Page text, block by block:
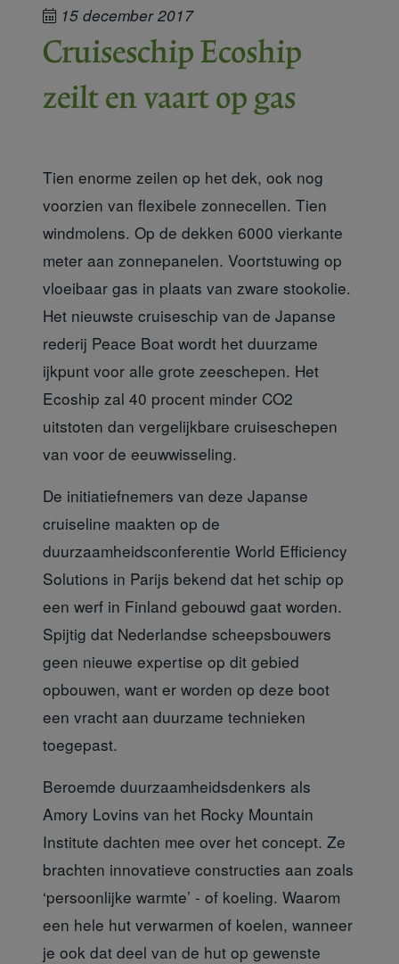
15 december 2017
Cruiseschip Ecoship
zeilt en vaart op gas
Tien enorme zeilen op het dek, ook nog
voorzien van flexibele zonnecellen. Tien
windmolens. Op de dekken 6000 vierkante
meter aan zonnepanelen. Voortstuwing op
vloeibaar gas in plaats van zware stookolie.
Het nieuwste cruiseschip van de Japanse
rederij Peace Boat wordt het duurzame
ijkpunt voor alle grote zeeschepen. Het
Ecoship zal 40 procent minder CO2
uitstoten dan vergelijkbare cruiseschepen
van voor de eeuwwisseling.
De initiatiefnemers van deze Japanse
cruiseline maakten op de
duurzaamheidsconferentie World Efficiency
Solutions in Parijs bekend dat het schip op
een werf in Finland gebouwd gaat worden.
Spijtig dat Nederlandse scheepsbouwers
geen nieuwe expertise op dit gebied
opbouwen, want er worden op deze boot
een vracht aan duurzame technieken
toegepast.
Beroemde duurzaamheidsdenkers als
Amory Lovins van het Rocky Mountain
Institute dachten mee over het concept. Ze
brachten innovatieve constructies aan zoals
‘persoonlijke warmte’ - of koeling. Waarom
een hele hut verwarmen of koelen, wanneer
je ook dat deel van de hut op gewenste